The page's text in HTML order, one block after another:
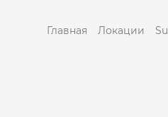
Главная Локации